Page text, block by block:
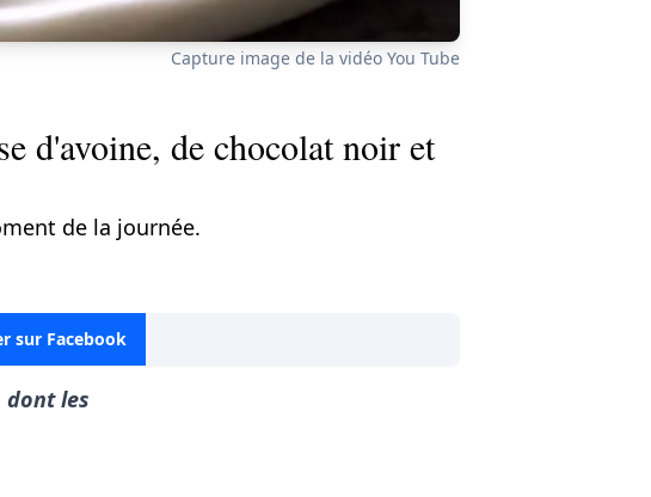
Capture image de la vidéo You Tube
d'avoine, de chocolat noir et
de la journée.
sur Facebook
dont les